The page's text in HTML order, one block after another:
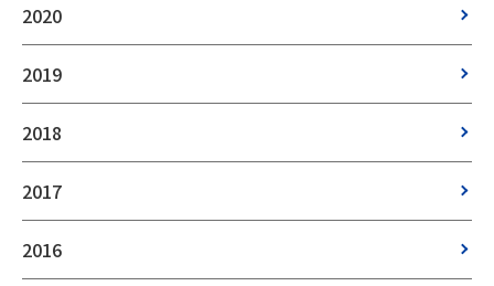
2020
2019
2018
2017
2016